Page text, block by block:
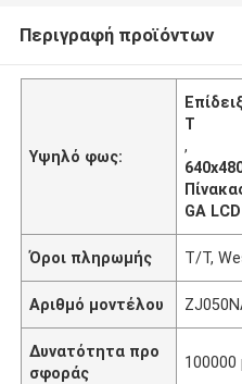
Περιγραφή προϊόντων
Υψηλό φως:
T
,
GA LCD
Όροι πληρωμής T/T,
Αριθμό μοντέλου
Δυνατότητα προ
σφοράς
100000